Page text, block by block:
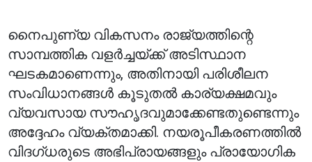
നൈപുണ്യ വികസനം രാജ്യത്തിന്റെ
സാമ്പത്തിക വളർച്ചയ്ക്ക് അടിസ്ഥാന
ഘടകമാണെന്നും, അതിനായി പരിശീലന
സംവിധാനങ്ങൾ കൂടുതൽ കാര്യക്ഷമവും
വ്യവസായ സൗഹൃദവുമാക്കേണ്ടതുണ്ടെന്നും
അദ്ദേഹം വ്യക്തമാക്കി. നയരൂപീകരണത്തിൽ
വിദഗ്ധരുടെ അഭിപ്രായങ്ങളും പ്രായോഗിക